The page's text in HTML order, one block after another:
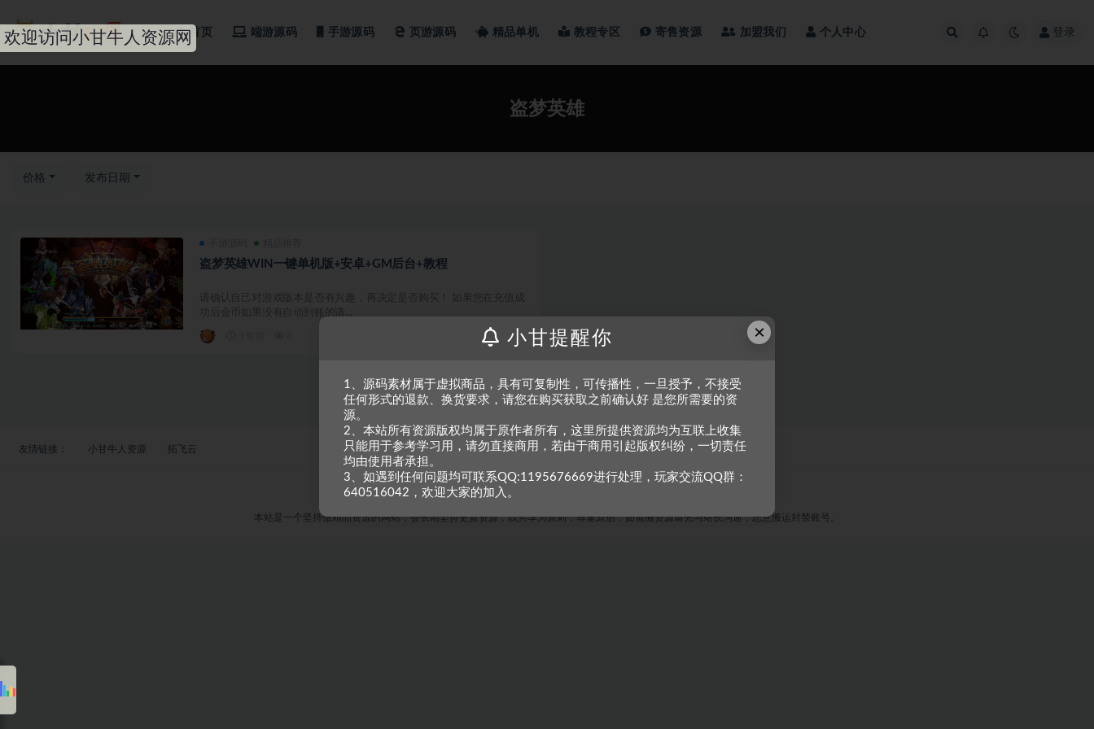
首页 端游源码 手游源码 页游源码 精品单机 教程专区 寄售资源 加盟我们 个人中心 登录
盗梦英雄
价格 发布日期
盗梦英雄WIN一键单机版+安卓+GM后台+教程
请确认自己对游戏版本是否有兴趣，再决定是否购买！ 如果您在充值成
功后金币如果没有自动到账的请...
200
友情链接： 小甘牛人资源 拓飞云
Copyright © 2023 小甘牛人资源网
本站是一个坚持做精品资源的网站，会长期坚持更新资源，以共享为原则，尊重原创，如需搬资源请先与站长沟通，恶意搬运封禁账号。
×
小甘提醒你
1、源码素材属于虚拟商品，具有可复制性，可传播性，一旦授予，不接受
任何形式的退款、换货要求，请您在购买获取之前确认好 是您所需要的资
源。
2、本站所有资源版权均属于原作者所有，这里所提供资源均为互联上收集
只能用于参考学习用，请勿直接商用，若由于商用引起版权纠纷，一切责任
均由使用者承担。
3、如遇到任何问题均可联系QQ:1195676669进行处理，玩家交流QQ群：
640516042，欢迎大家的加入。
欢迎访问小甘牛人资源网